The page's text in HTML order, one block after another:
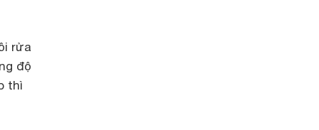
rửa
độ
thì